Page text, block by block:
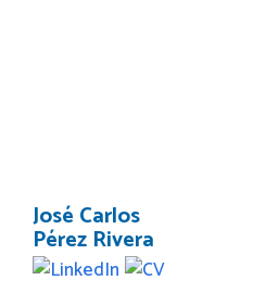
José Carlos
Pérez Rivera